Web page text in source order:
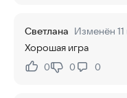
Светлана Изменён
Хорошая игра
Нравится:
0Не нравится:
0 0